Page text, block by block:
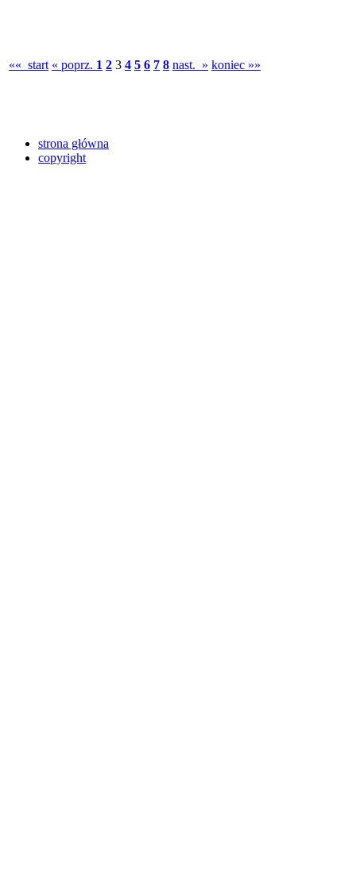
«« start « poprz. 1 2 3 4 5 6 7 8 nast. » koniec »»
strona główna
copyright